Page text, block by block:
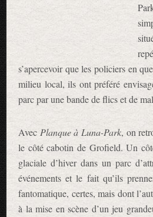
s’apercevoir que les policiers en
milieu local, ils ont préféré
parc par une bande de flics et de
Avec Planque à Luna-Park, on
le côté cabotin de Grofield. Un
glaciale d’hiver dans un parc
événements et le fait qu’ils
fantomatique, certes, mais dont
à la mise en scène d’un jeu